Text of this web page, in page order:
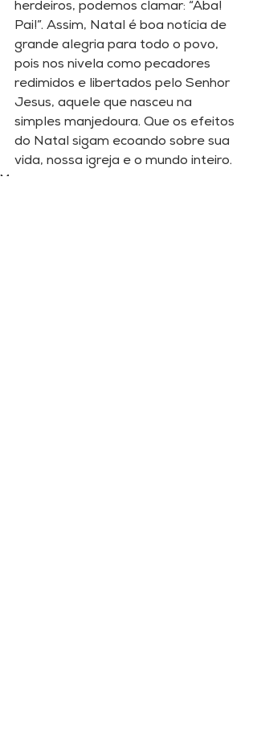
herdeiros, podemos clamar: “Aba!
Pai!”. Assim, Natal é boa notícia de
grande alegria para todo o povo,
pois nos nivela como pecadores
redimidos e libertados pelo Senhor
Jesus, aquele que nasceu na
simples manjedoura. Que os efeitos
do Natal sigam ecoando sobre sua
vida, nossa igreja e o mundo inteiro.